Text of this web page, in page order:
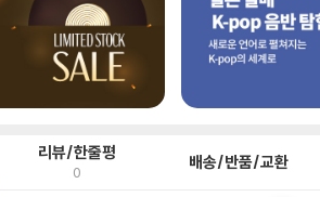
리뷰/한줄평
0 배송/반품/교환